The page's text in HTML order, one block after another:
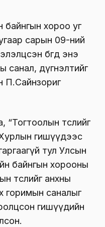
байнгын хороо уг
сарын 09-ний
бөгөөд энэ
санал, дүгнэлтийг
П.Сайнзориг
“Тогтоолын төслийг
гишүүдээс
тул Улсын
байнгын хорооны
төслийг анхны
горимын саналыг
гишүүдийн